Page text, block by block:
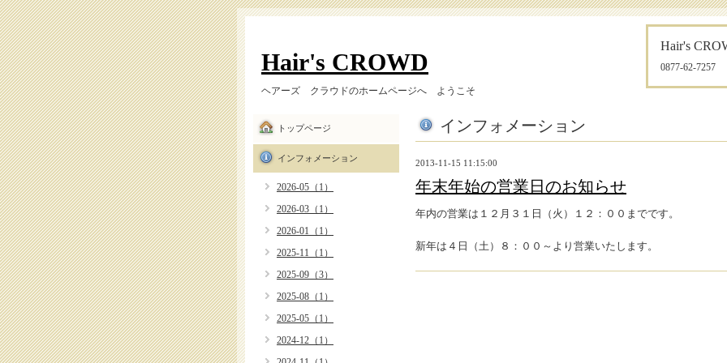
Hair's
0877-62-7257
Hair's CROWD
ヘアーズ クラウドのホームページへ ようこそ
インフォメーション
2013-11-15 11:15:00
年末年始の営業日のお知らせ
年内の営業は１２月３１日（火）１２：００までです。
新年は４日（土）８：００～より営業いたします。
トップページ
インフォメーション
2026-05（1）
2026-03（1）
2026-01（1）
2025-11（1）
2025-09（3）
2025-08（1）
2025-05（1）
2024-12（1）